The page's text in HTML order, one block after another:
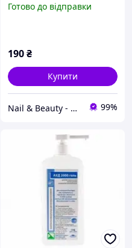
Готово до відправки
190₴
Купити
Nail & Beauty - Интернет-магазин все для красоты и здоровья. 99%